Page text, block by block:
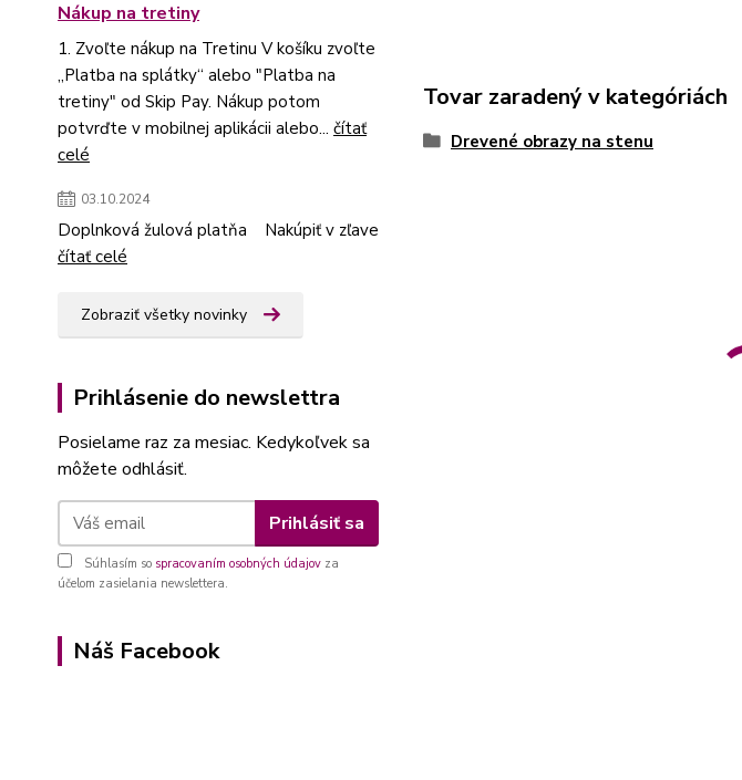
Nákup na tretiny
1. Zvoľte nákup na Tretinu V košíku zvoľte
„Platba na splátky“ alebo "Platba na
tretiny" od Skip Pay. Nákup potom
potvrďte v mobilnej aplikácii alebo... čítať
celé
03.10.2024
Doplnková žulová platňa Nakúpiť v zľave
čítať celé
Zobraziť všetky novinky
Prihlásenie do newslettra
Posielame raz za mesiac. Kedykoľvek sa
môžete odhlásiť.
Prihlásiť sa
Súhlasím so spracovaním osobných údajov za
účelom zasielania newslettera.
Náš Facebook
Tovar zaradený v kategóriách
Drevené obrazy na stenu